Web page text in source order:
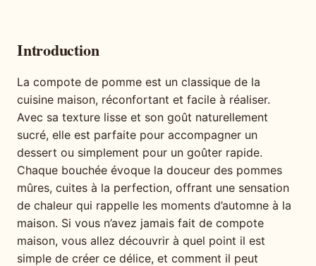
Introduction
La compote de pomme est un classique de la
cuisine maison, réconfortant et facile à réaliser.
Avec sa texture lisse et son goût naturellement
sucré, elle est parfaite pour accompagner un
dessert ou simplement pour un goûter rapide.
Chaque bouchée évoque la douceur des pommes
mûres, cuites à la perfection, offrant une sensation
de chaleur qui rappelle les moments d’automne à la
maison. Si vous n’avez jamais fait de compote
maison, vous allez découvrir à quel point il est
simple de créer ce délice, et comment il peut